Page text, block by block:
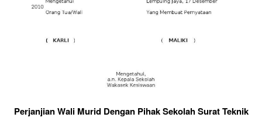
Perjanjian Wali Murid Dengan Pihak Sekolah Surat Teknik